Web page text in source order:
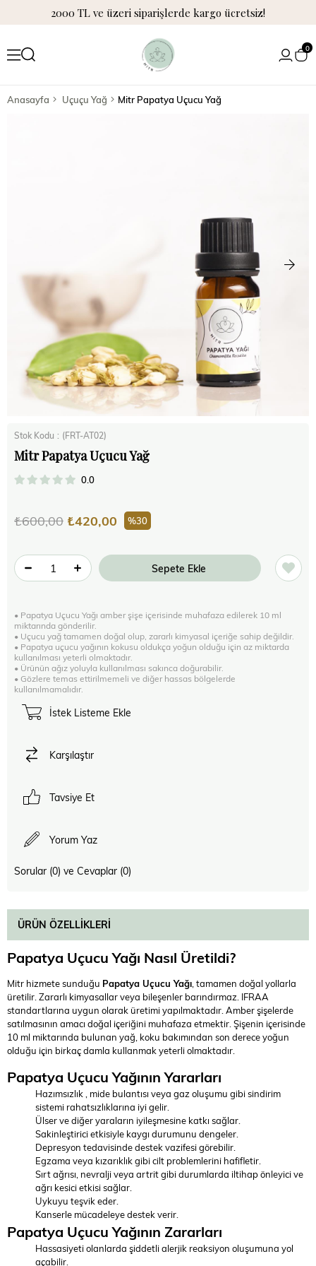
2000 TL ve üzeri siparişlerde kargo ücretsiz!
0
Anasayfa Uçuçu Yağ Mitr Papatya Uçucu Yağ
Stok Kodu (FRT-AT02)
Mitr Papatya Uçucu Yağ
0.0
₺600,00 ₺420,00 30
• Papatya Uçucu Yağı amber şişe içerisinde muhafaza edilerek 10 ml
miktarında gönderilir.
• Uçucu yağ tamamen doğal olup, zararlı kimyasal içeriğe sahip değildir.
• Papatya uçucu yağının kokusu oldukça yoğun olduğu için az miktarda
kullanılması yeterli olmaktadır.
• Ürünün ağız yoluyla kullanılması sakınca doğurabilir.
• Gözlere temas ettirilmemeli ve diğer hassas bölgelerde
kullanılmamalıdır.
İstek Listeme Ekle
Karşılaştır
Tavsiye Et
Yorum Yaz
Sorular (0) ve Cevaplar (0)
ÜRÜN ÖZELLIKLERI
Papatya Uçucu Yağı Nasıl Üretildi?
Mitr hizmete sunduğu Papatya Uçucu Yağı, tamamen doğal yollarla
üretilir. Zararlı kimyasallar veya bileşenler barındırmaz. IFRAA
standartlarına uygun olarak üretimi yapılmaktadır. Amber şişelerde
satılmasının amacı doğal içeriğini muhafaza etmektir. Şişenin içerisinde
10 ml miktarında bulunan yağ, koku bakımından son derece yoğun
olduğu için birkaç damla kullanmak yeterli olmaktadır.
Papatya Uçucu Yağının Yararları
Hazımsızlık , mide bulantısı veya gaz oluşumu gibi sindirim
sistemi rahatsızlıklarına iyi gelir.
Ülser ve diğer yaraların iyileşmesine katkı sağlar.
Sakinleştirici etkisiyle kaygı durumunu dengeler.
Depresyon tedavisinde destek vazifesi görebilir.
Egzama veya kızarıklık gibi cilt problemlerini hafifletir.
Sırt ağrısı, nevralji veya artrit gibi durumlarda iltihap önleyici ve
ağrı kesici etkisi sağlar.
Uykuyu teşvik eder.
Kanserle mücadeleye destek verir.
Papatya Uçucu Yağının Zararları
Hassasiyeti olanlarda şiddetli alerjik reaksiyon oluşumuna yol
açabilir.